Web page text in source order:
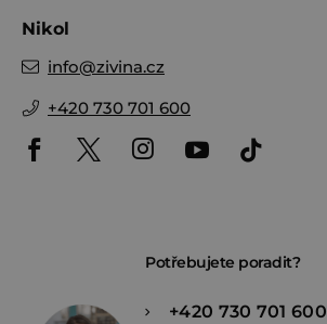
Nikol
info@zivina.cz
+420 730 701 600
Potřebujete poradit?
+420 730 701 600